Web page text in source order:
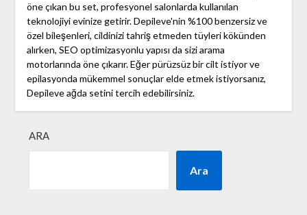
öne çıkan bu set, profesyonel salonlarda kullanılan
teknolojiyi evinize getirir. Depileve'nin %100 benzersiz ve
özel bileşenleri, cildinizi tahriş etmeden tüyleri kökünden
alırken, SEO optimizasyonlu yapısı da sizi arama
motorlarında öne çıkarır. Eğer pürüzsüz bir cilt istiyor ve
epilasyonda mükemmel sonuçlar elde etmek istiyorsanız,
Depileve ağda setini tercih edebilirsiniz.
ARA
Ara